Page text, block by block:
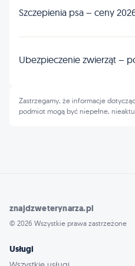
Szczepienia psa – ceny
Ubezpieczenie zwierząt –
Zastrzegamy, że informacje
podmiot mogą być niepełne,
znajdzweterynarza.pl
© 2026 Wszystkie prawa zastrzeżone
Usługi